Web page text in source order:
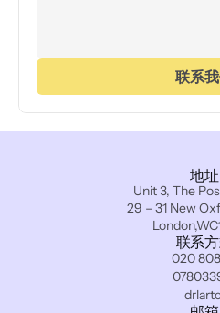
联系
地址
Unit 3, The
29 – 31 New
联系
020